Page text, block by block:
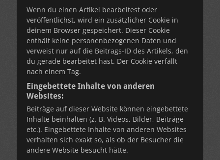
Wenn du einen Artikel bearbeitest oder
veröffentlichst, wird ein zusätzlicher Cookie in
deinem Browser gespeichert. Dieser Cookie
enthält keine personenbezogenen Daten und
verweist nur auf die Beitrags-ID des Artikels, den
du gerade bearbeitet hast. Der Cookie verfällt
nach einem Tag.
Eingebettete Inhalte von anderen
Websites:
Beiträge auf dieser Website können eingebettete
Inhalte beinhalten (z. B. Videos, Bilder, Beiträge
etc.). Eingebettete Inhalte von anderen Websites
verhalten sich exakt so, als ob der Besucher die
andere Website besucht hätte.